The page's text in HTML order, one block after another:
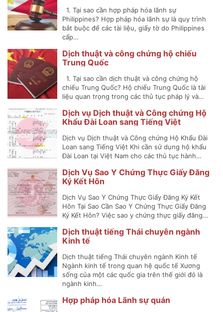
1. Tại sao cần hợp pháp hóa lãnh sự
Philippines? Hợp pháp hóa lãnh sự là quy trình
bắt buộc để các tài liệu, giấy tờ do Philippines
cấp…
Dịch thuật và công chứng hộ chiếu
Trung Quốc
1. Tại sao cần dịch thuật và công chứng hộ
chiếu Trung Quốc? Hộ chiếu Trung Quốc là tài
liệu quan trọng trong các thủ tục pháp lý và…
Dịch vụ Dịch thuật và Công chứng Hộ
Khẩu Đài Loan sang Tiếng Việt
Dịch vụ Dịch thuật và Công chứng Hộ Khẩu Đài
Loan sang Tiếng Việt Khi cần sử dụng hộ khẩu
Đài Loan tại Việt Nam cho các thủ tục hành…
Dịch Vụ Sao Y Chứng Thực Giấy Đăng
Ký Kết Hôn
Dịch Vụ Sao Y Chứng Thực Giấy Đăng Ký Kết
Hôn Tại Sao Cần Sao Y Chứng Thực Giấy Đăng
Ký Kết Hôn? Việc sao y chứng thực giấy đăng…
Dịch thuật tiếng Thái chuyên ngành
Kinh tế
Dịch thuật tiếng Thái chuyên ngành Kinh tế
Ngành kinh tế trong quan hệ quốc tế Xương
sống của một các quốc gia trên thế giới đó là
ngành kinh…
Hợp pháp hóa Lãnh sự quán